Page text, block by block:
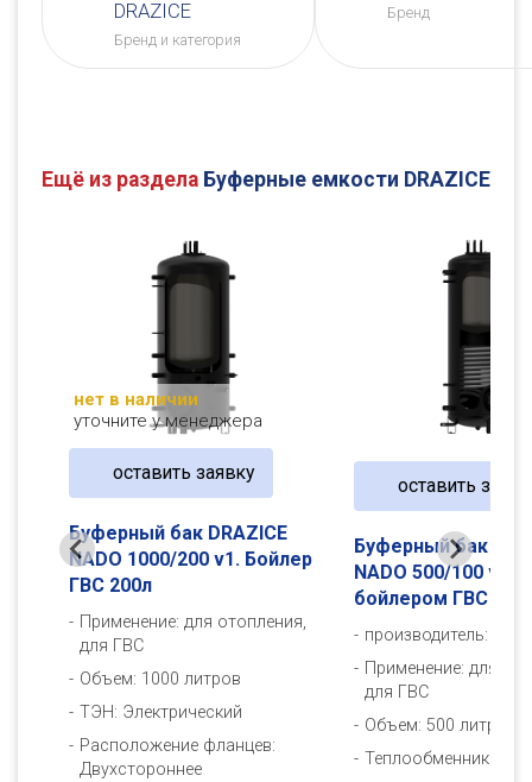
DRAZICE
Бренд и категория
Бренд
Ещё из раздела Буферные емкости DRAZICE
Буферный бак DRAZICE
NADO 1000/200 v1. Бойлер
ГВС 200л
Применение: для отопления,
для ГВС
Объем: 1000 литров
ТЭН: Электрический
Расположение фланцев:
Двухстороннее
нет в наличии
уточните у менеджера
оставить заявку
Буферный бак
NADO 500/100 v2. С
бойлером ГВС
производитель:
Применение: для
для ГВС
Объем: 500 литров
Теплообменник:
оставить